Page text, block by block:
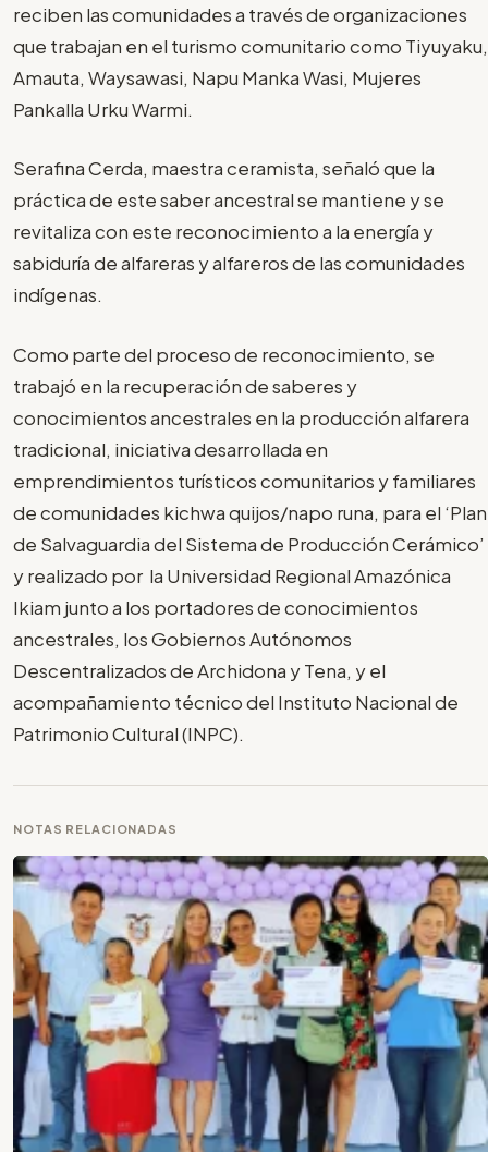
reciben las comunidades a través de organizaciones
que trabajan en el turismo comunitario como Tiyuyaku,
Amauta, Waysawasi, Napu Manka Wasi, Mujeres
Pankalla Urku Warmi.
Serafina Cerda, maestra ceramista, señaló que la
práctica de este saber ancestral se mantiene y se
revitaliza con este reconocimiento a la energía y
sabiduría de alfareras y alfareros de las comunidades
indígenas.
Como parte del proceso de reconocimiento, se
trabajó en la recuperación de saberes y
conocimientos ancestrales en la producción alfarera
tradicional, iniciativa desarrollada en
emprendimientos turísticos comunitarios y familiares
de comunidades kichwa quijos/napo runa, para el ‘Plan
de Salvaguardia del Sistema de Producción Cerámico’
y realizado por la Universidad Regional Amazónica
Ikiam junto a los portadores de conocimientos
ancestrales, los Gobiernos Autónomos
Descentralizados de Archidona y Tena, y el
acompañamiento técnico del Instituto Nacional de
Patrimonio Cultural (INPC).
NOTAS RELACIONADAS